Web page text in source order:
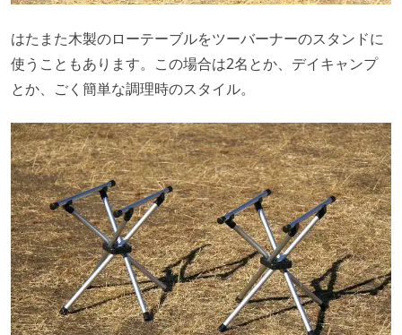
はたまた木製のローテーブルをツーバーナーのスタンドに
使うこともあります。この場合は2名とか、デイキャンプ
とか、ごく簡単な調理時のスタイル。